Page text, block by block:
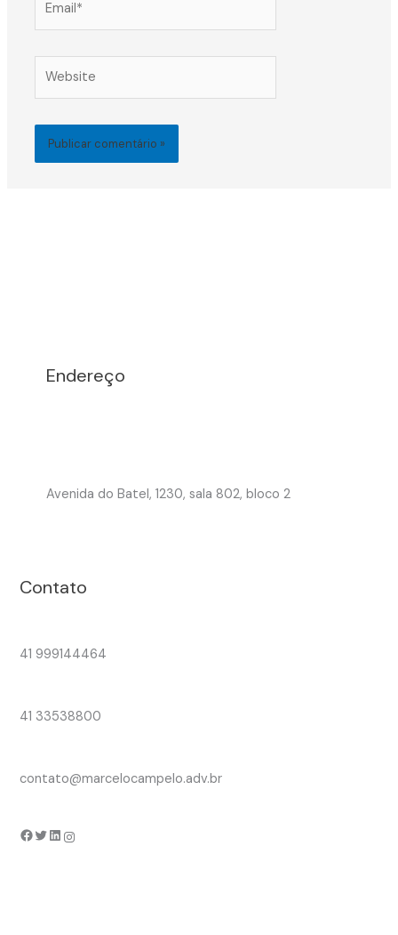
Endereço
Avenida do Batel, 1230, sala 802, bloco 2
Contato
41 999144464
41 33538800
contato@marcelocampelo.adv.br